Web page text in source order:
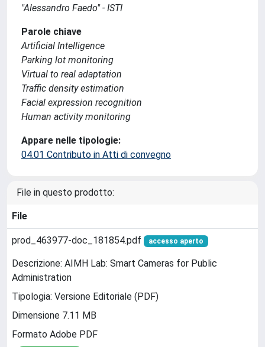
"Alessandro Faedo" - ISTI
Parole chiave
Artificial Intelligence
Parking lot monitoring
Virtual to real adaptation
Traffic density estimation
Facial expression recognition
Human activity monitoring
Appare nelle tipologie:
04.01 Contributo in Atti di convegno
File in questo prodotto:
File
prod_463977-doc_181854.pdf accesso aperto
Descrizione: AIMH Lab: Smart Cameras for Public
Administration
Tipologia: Versione Editoriale (PDF)
Dimensione 7.11 MB
Formato Adobe PDF